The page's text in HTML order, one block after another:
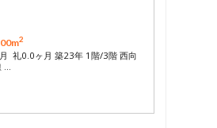
2
礼0.0ヶ月 築23年 1階/3階 西向
…